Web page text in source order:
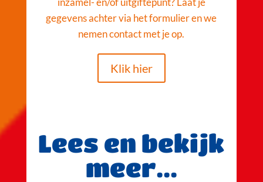
gegevens achter via het formulier en we
nemen contact met je op.
Klik hier
Lees en bekijk
meer...